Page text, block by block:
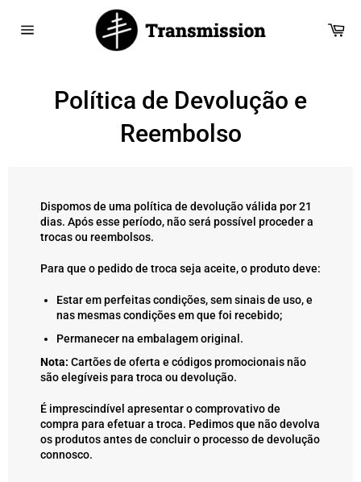
Política de Devolução e
Reembolso
Dispomos de uma política de devolução válida por 21
dias. Após esse período, não será possível proceder a
trocas ou reembolsos.
Para que o pedido de troca seja aceite, o produto deve:
Estar em perfeitas condições, sem sinais de uso, e
nas mesmas condições em que foi recebido;
Permanecer na embalagem original.
Nota: Cartões de oferta e códigos promocionais não
são elegíveis para troca ou devolução.
É imprescindível apresentar o comprovativo de
compra para efetuar a troca. Pedimos que não devolva
os produtos antes de concluir o processo de devolução
connosco.